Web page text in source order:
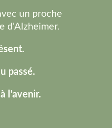
un proche
d'Alzheimer.
passé.
l'avenir.